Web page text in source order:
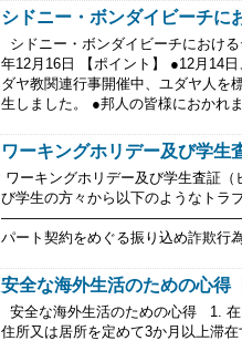
シドニー・ボンダイビーチに
シドニー・ボンダイビーチにおけ
年12月16日 【ポイント】 ●12月14
ダヤ教関連行事開催中、ユダヤ人を
生しました。 ●邦人の皆様におかれ
ワーキングホリデー及び学生
ワーキングホリデー及び学生査証
び学生の方々から以下のようなトラ
―――――――――――――――――――― 1
パート契約をめぐる振り込め詐欺行
安全な海外生活のための心得
安全な海外生活のための心得 1.
住所又は居所を定めて3か月以上滞